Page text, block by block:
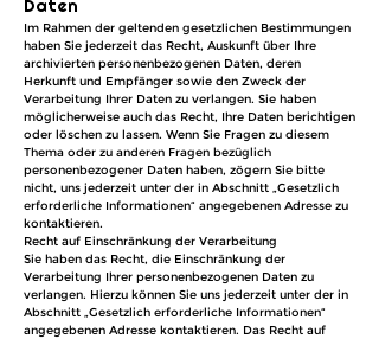
Daten
Im Rahmen der geltenden gesetzlichen Bestimmungen
haben Sie jederzeit das Recht, Auskunft über Ihre
archivierten personenbezogenen Daten, deren
Herkunft und Empfänger sowie den Zweck der
Verarbeitung Ihrer Daten zu verlangen. Sie haben
möglicherweise auch das Recht, Ihre Daten berichtigen
oder löschen zu lassen. Wenn Sie Fragen zu diesem
Thema oder zu anderen Fragen bezüglich
personenbezogener Daten haben, zögern Sie bitte
nicht, uns jederzeit unter der in Abschnitt „Gesetzlich
erforderliche Informationen“ angegebenen Adresse zu
kontaktieren.
Recht auf Einschränkung der Verarbeitung
Sie haben das Recht, die Einschränkung der
Verarbeitung Ihrer personenbezogenen Daten zu
verlangen. Hierzu können Sie uns jederzeit unter der in
Abschnitt „Gesetzlich erforderliche Informationen“
angegebenen Adresse kontaktieren. Das Recht auf